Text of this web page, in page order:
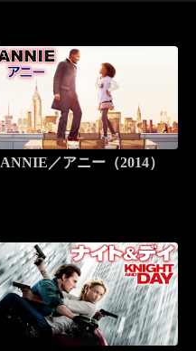
ANNIE／アニー（2014）